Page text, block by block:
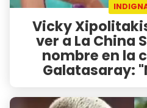
Vicky
ver a La China
nombre en la
Galatasaray: